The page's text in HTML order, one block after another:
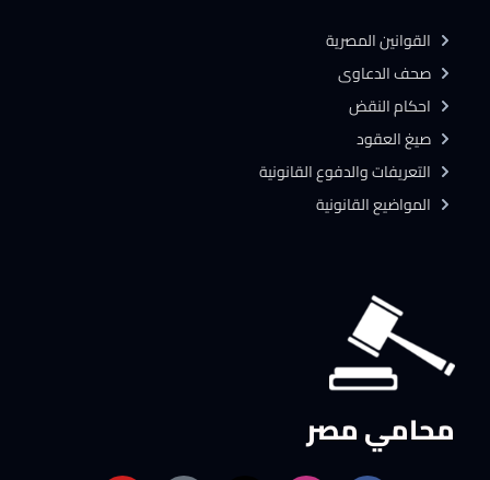
محامي مصر
القوانين المصرية
صحف الدعاوى
احكام النقض
صيغ العقود
التعريفات والدفوع القانونية
المواضيع القانونية